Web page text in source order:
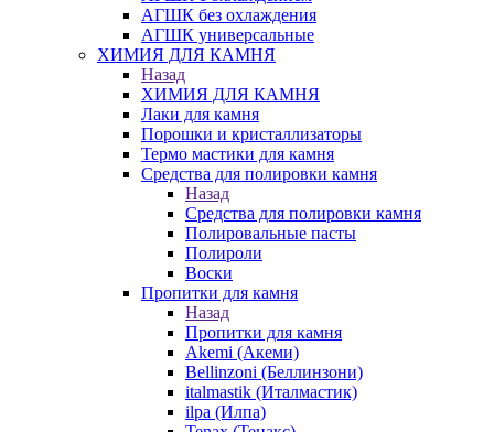
АГШК без охлаждения
АГШК универсальные
ХИМИЯ ДЛЯ КАМНЯ
Назад
ХИМИЯ ДЛЯ КАМНЯ
Лаки для камня
Порошки и кристаллизаторы
Термо мастики для камня
Средства для полировки камня
Назад
Средства для полировки камня
Полировальные пасты
Полироли
Воски
Пропитки для камня
Назад
Пропитки для камня
Akemi (Акеми)
Bellinzoni (Беллинзони)
italmastik (Италмастик)
ilpa (Илпа)